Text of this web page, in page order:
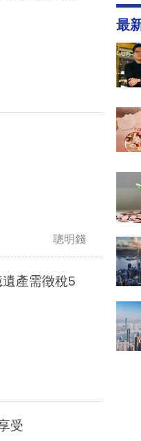
聰明錢
產需徵稅5
受
最